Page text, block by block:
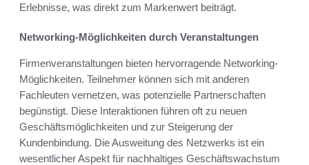
Erlebnisse, was direkt zum Markenwert beiträgt.
Networking-Möglichkeiten durch Veranstaltungen
Firmenveranstaltungen bieten hervorragende Networking-
Möglichkeiten. Teilnehmer können sich mit anderen
Fachleuten vernetzen, was potenzielle Partnerschaften
begünstigt. Diese Interaktionen führen oft zu neuen
Geschäftsmöglichkeiten und zur Steigerung der
Kundenbindung. Die Ausweitung des Netzwerks ist ein
wesentlicher Aspekt für nachhaltiges Geschäftswachstum